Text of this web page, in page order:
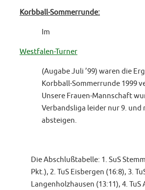
Korbball-Sommerrunde:
Im
Westfalen-Turner
(Augabe Juli ’99) waren die
Korbball-Sommerrunde 1999
Unsere Frauen-Mannschaft
Verbandsliga leider nur 9. und
absteigen.
Die Abschlußtabelle: 1. SuS
Pkt.), 2. TuS Eisbergen (16:8), 3.
Langenholzhausen (13:11), 4. TuS